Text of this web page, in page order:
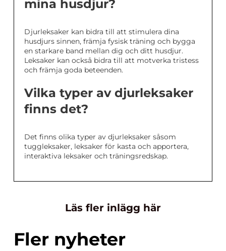
mina husdjur?
Djurleksaker kan bidra till att stimulera dina
husdjurs sinnen, främja fysisk träning och bygga
en starkare band mellan dig och ditt husdjur.
Leksaker kan också bidra till att motverka tristess
och främja goda beteenden.
Vilka typer av djurleksaker
finns det?
Det finns olika typer av djurleksaker såsom
tuggleksaker, leksaker för kasta och apportera,
interaktiva leksaker och träningsredskap.
Läs fler inlägg här
Fler nyheter